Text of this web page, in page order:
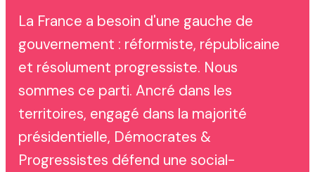
La France a besoin d'une gauche de
gouvernement : réformiste, républicaine
et résolument progressiste. Nous
sommes ce parti. Ancré dans les
territoires, engagé dans la majorité
présidentielle, Démocrates &
Progressistes défend une social-